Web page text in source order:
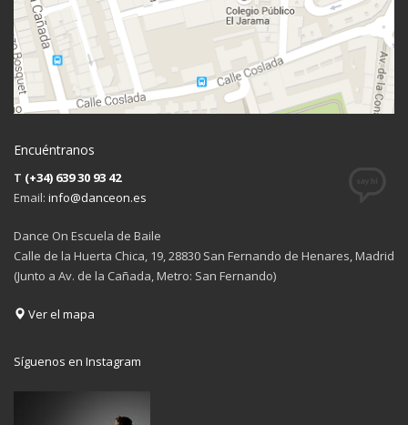
Encuéntranos
T (+34) 639 30 93 42
Email: info@danceon.es
Dance On Escuela de Baile
Calle de la Huerta Chica, 19, 28830 San Fernando de Henares, Madrid
(Junto a Av. de la Cañada, Metro: San Fernando)
Ver el mapa
Síguenos en Instagram